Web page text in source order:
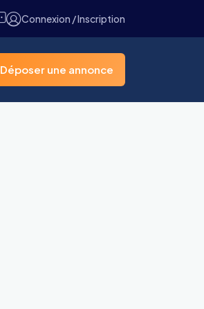
Connexion / Inscription
Déposer une annonce